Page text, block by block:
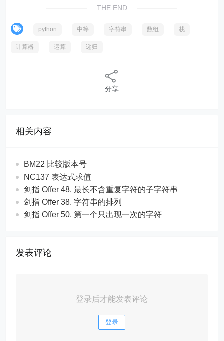
THE END
python 中等 字符串 数组 栈
计算器 运算 递归
分享
相关内容
BM22 比较版本号
NC137 表达式求值
剑指 Offer 48. 最长不含重复字符的子字符串
剑指 Offer 38. 字符串的排列
剑指 Offer 50. 第一个只出现一次的字符
发表评论
登录后才能发表评论
登录